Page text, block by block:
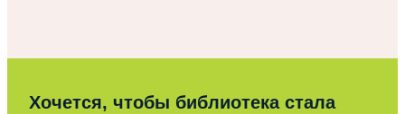
Хочется, чтобы библиотека стала